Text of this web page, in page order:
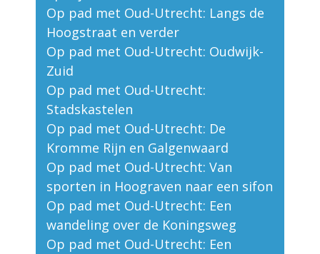
Op pad met Oud-Utrecht: Langs de
Hoogstraat en verder
Op pad met Oud-Utrecht: Oudwijk-
Zuid
Op pad met Oud-Utrecht:
Stadskastelen
Op pad met Oud-Utrecht: De
Kromme Rijn en Galgenwaard
Op pad met Oud-Utrecht: Van
sporten in Hoograven naar een sifon
Op pad met Oud-Utrecht: Een
wandeling over de Koningsweg
Op pad met Oud-Utrecht: Een